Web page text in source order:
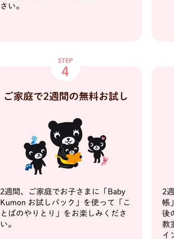
さい。
STEP
4
ご家庭で2週間の無料お試し
2週間、ご家庭でお子さまに「Baby
Kumon お試しパック」を使って「こ
とばのやりとり」をお楽しみくださ
い。
2
帳
後
教
イ